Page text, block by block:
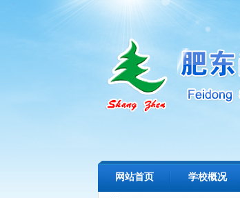
网站首页 学校概况